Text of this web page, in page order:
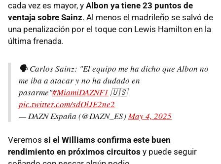
cada vez es mayor, y Albon ya tiene 23 puntos de
ventaja sobre Sainz. Al menos el madrileño se salvó de
una penalización por el toque con Lewis Hamilton en la
última frenada.
🗣️ Carlos Sainz: "El equipo me ha dicho que Albon no
me iba a atacar y no ha dudado en
pasarme"#MiamiDAZNF1 🇺🇸
pic.twitter.com/sdOlJE2ne2
— DAZN España (@DAZN_ES)May 4, 2025
Veremos si el Williams confirma este buen
rendimiento en próximos circuitos y puede seguir